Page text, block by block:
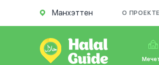
Манхэттен О ПРОЕКТЕ